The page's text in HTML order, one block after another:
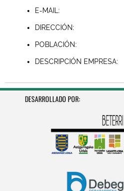
E-MAIL:
DIRECCIÓN:
POBLACIÓN:
DESCRIPCIÓN EMPRESA:
DESARROLLADO POR: